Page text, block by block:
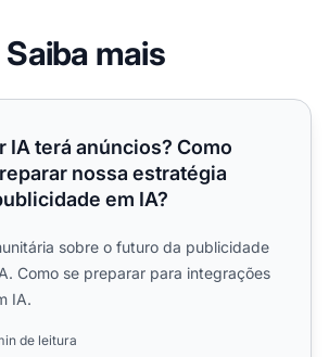
Saiba mais
anúncios? Como devemos preparar
IA terá anúncios? Como
nossa estratégia
em IA?
sobre o futuro da publicidade
Como se preparar para integrações
IA.
de leitura